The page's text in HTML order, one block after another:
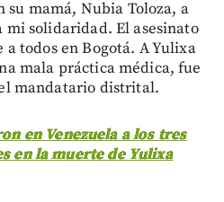
su mamá, Nubia Toloza, a
solidaridad. El asesinato
todos en Bogotá. A Yulixa
mala práctica médica, fue
mandatario distrital.
en Venezuela a los tres
en la muerte de Yulixa